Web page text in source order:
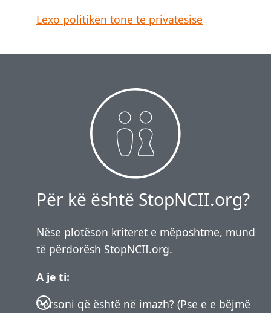
Lexo politikën tonë të privatësisë
Për kë është StopNCII.org?
Nëse plotëson kriteret e mëposhtme, mund
të përdorësh StopNCII.org.
A je ti:
Personi që është në imazh? (Pse e e bëjmë